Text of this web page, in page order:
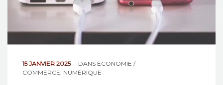
15 JANVIER 2025 DANS ÉCONOMIE /
COMMERCE NUMÉRIQUE